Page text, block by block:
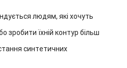
людям, які хочуть
зробити їхній контур більш
синтетичних